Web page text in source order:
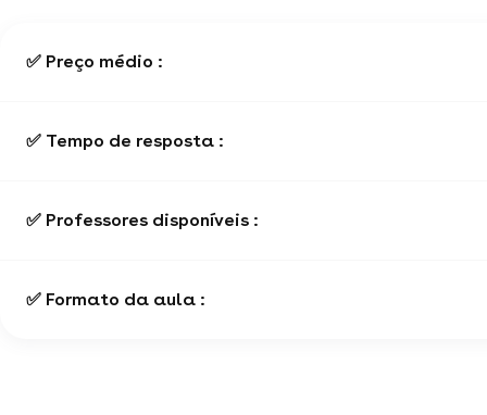
✅ Preço médio :
✅ Tempo de resposta :
✅ Professores disponíveis :
✅ Formato da aula :